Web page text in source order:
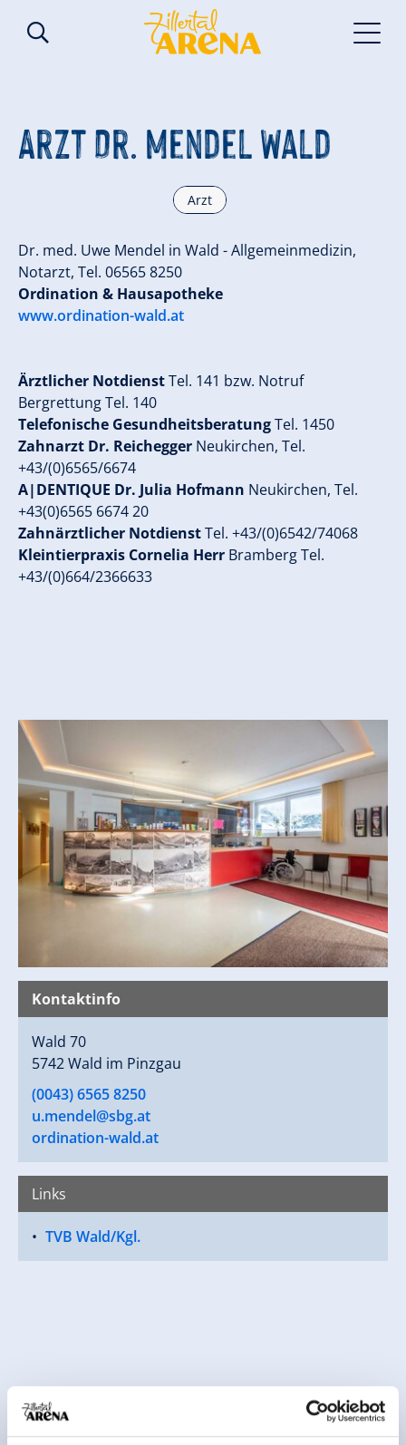
Arzt Dr. Mendel Wald
Arzt
Dr. med. Uwe Mendel in Wald - Allgemeinmedizin,
Notarzt, Tel. 06565 8250
Ordination & Hausapotheke
www.ordination-wald.at
Ärztlicher NotdienstTel. 141 bzw. Notruf
Bergrettung Tel. 140
Telefonische GesundheitsberatungTel. 1450
Zahnarzt Dr. Reichegger Neukirchen, Tel.
+43/(0)6565/6674
A|DENTIQUE Dr. Julia Hofmann Neukirchen, Tel.
+43(0)6565 6674 20
Zahnärztlicher NotdienstTel. +43/(0)6542/74068
Kleintierpraxis Cornelia Herr Bramberg Tel.
+43/(0)664/2366633
Kontaktinfo
Wald 70
5742 Wald im Pinzgau
(0043) 6565 8250
u.mendel@sbg.at
ordination-wald.at
Links
TVB Wald/Kgl.